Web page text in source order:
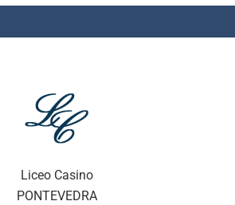
Liceo Casino
PONTEVEDRA